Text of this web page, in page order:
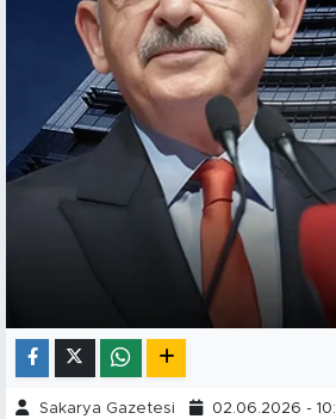
Sakarya Gazetesi 02.06.2026 -